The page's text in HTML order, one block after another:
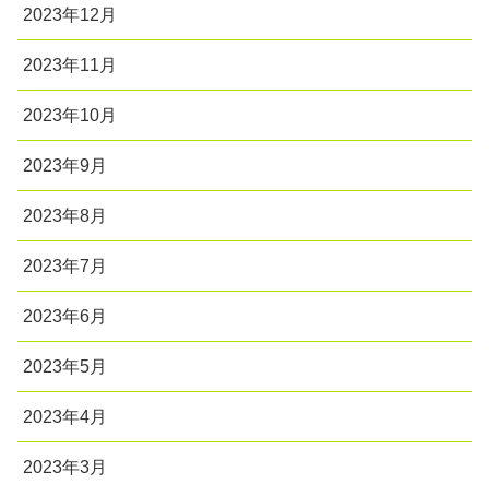
2023年12月
2023年11月
2023年10月
2023年9月
2023年8月
2023年7月
2023年6月
2023年5月
2023年4月
2023年3月